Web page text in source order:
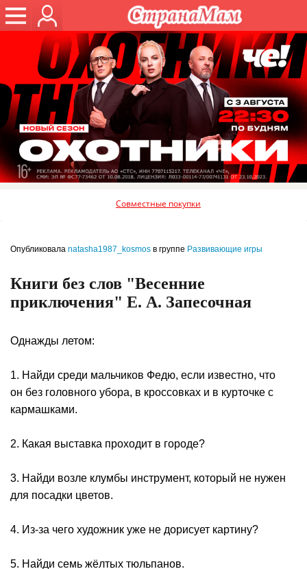
Совместные покупки
Опубликовала natasha1987_kosmos в группе Развивающие игры
Книги без слов "Весенние
приключения" Е. А. Запесочная
Однажды летом:
1. Найди среди мальчиков Федю, если известно, что
он без головного убора, в кроссовках и в курточке с
кармашками.
2. Какая выставка проходит в городе?
3. Найди возле клумбы инструмент, который не нужен
для посадки цветов.
4. Из-за чего художник уже не дорисует картину?
5. Найди семь жёлтых тюльпанов.